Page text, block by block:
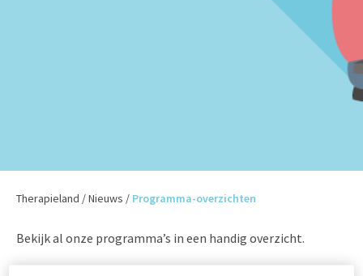
Therapieland /Nieuws / Programma-overzichten
Bekijk al onze programma’s in een handig overzicht.